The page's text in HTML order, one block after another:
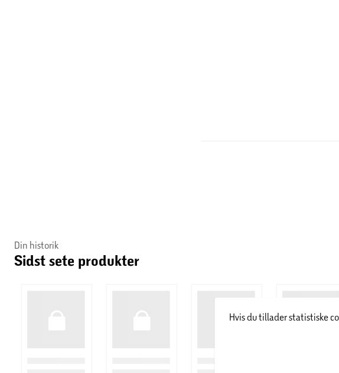
Nævn @lego i dit
Din historik
Sidst sete produkter
Hvis du tillader statistiske